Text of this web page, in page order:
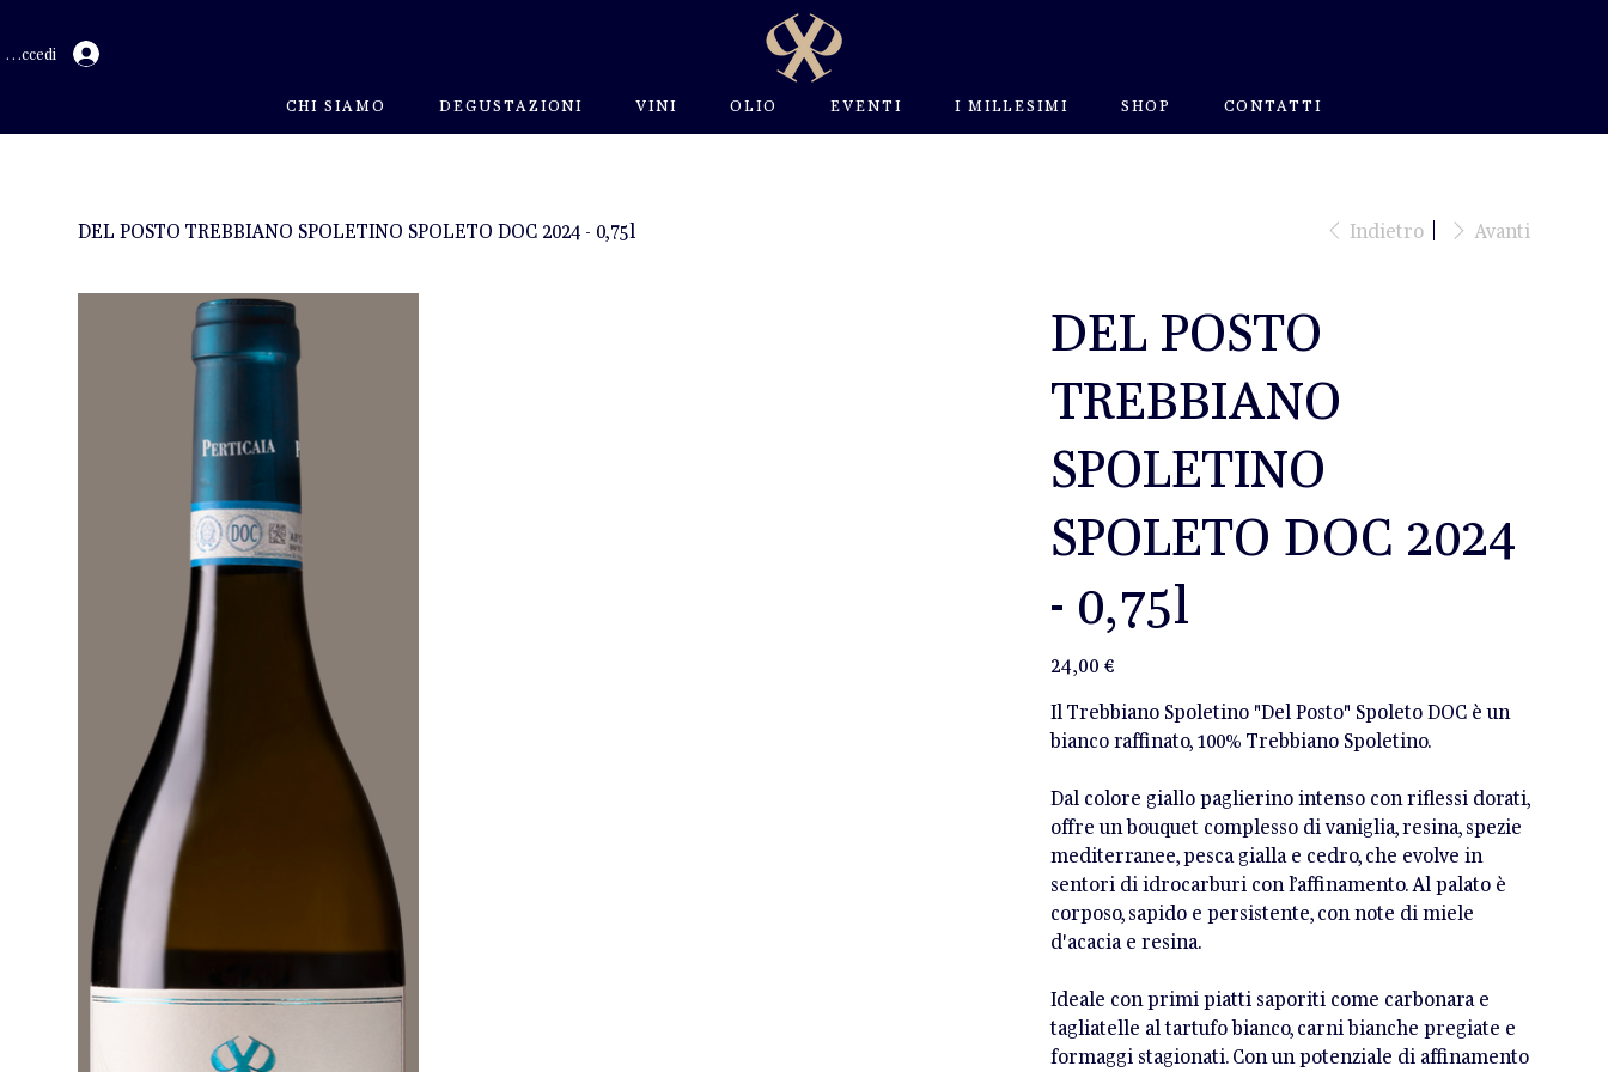
Accedi
CHI SIAMO DEGUSTAZIONI VINI OLIO EVENTI I MILLESIMI SHOP CONTATTI
DEL POSTO TREBBIANO SPOLETINO SPOLETO DOC 2024 - 0,75l Indietro Avanti
DEL POSTO
TREBBIANO
SPOLETINO
SPOLETO DOC 2024
- 0,75l
24,00 €
Il Trebbiano Spoletino "Del Posto" Spoleto DOC è un
bianco raffinato, 100% Trebbiano Spoletino.
Dal colore giallo paglierino intenso con riflessi dorati,
offre un bouquet complesso di vaniglia, resina, spezie
mediterranee, pesca gialla e cedro, che evolve in
sentori di idrocarburi con l’affinamento. Al palato è
corposo, sapido e persistente, con note di miele
d'acacia e resina.
Ideale con primi piatti saporiti come carbonara e
tagliatelle al tartufo bianco, carni bianche pregiate e
formaggi stagionati. Con un potenziale di affinamento